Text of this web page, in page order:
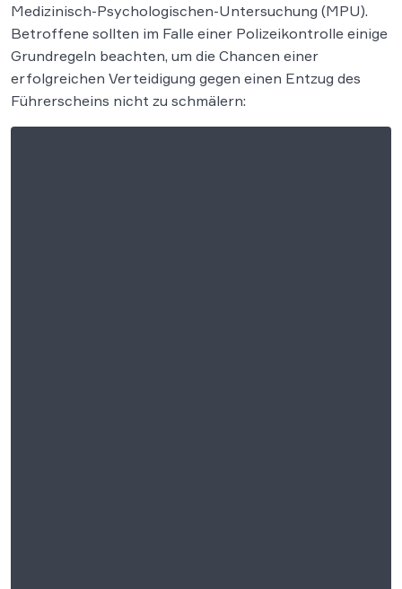
Medizinisch-Psychologischen-Untersuchung (MPU).
Betroffene sollten im Falle einer Polizeikontrolle einige
Grundregeln beachten, um die Chancen einer
erfolgreichen Verteidigung gegen einen Entzug des
Führerscheins nicht zu schmälern: